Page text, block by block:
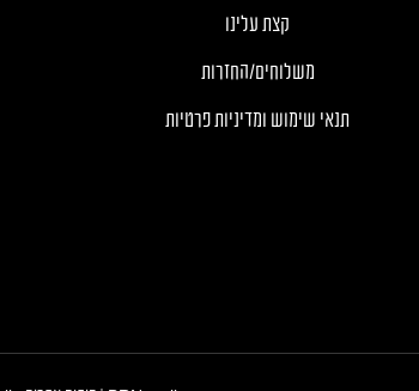
קצת עלינו
משלוחים/החזרות
תנאי שימוש ומדיניות פרטיות